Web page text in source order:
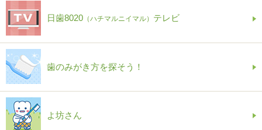
日歯8020 （ハチマルニイマル） テレビ
歯のみがき方を探そう！
よ坊さん